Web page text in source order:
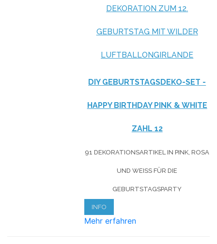
DEKORATION ZUM 12.
GEBURTSTAG MIT WILDER
LUFTBALLONGIRLANDE
DIY GEBURTSTAGSDEKO-SET -
HAPPY BIRTHDAY PINK & WHITE
ZAHL 12
91 DEKORATIONSARTIKEL IN PINK, ROSA
UND WEISS FÜR DIE G
EBURTSTAGSPARTY
INFO
Mehr erfahren